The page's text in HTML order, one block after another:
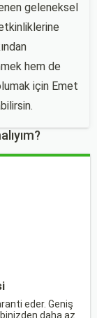
geleneksel
hem de
için Emet
eder. Geniş
daha az